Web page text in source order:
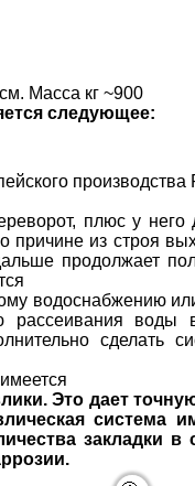
Масса кг ~900
следующее:
производства
плюс у него
причине из строя
продолжает
водоснабжению
воды
сделать
Это дает
система
закладки